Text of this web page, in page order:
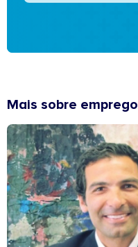
Mais sobre emprego